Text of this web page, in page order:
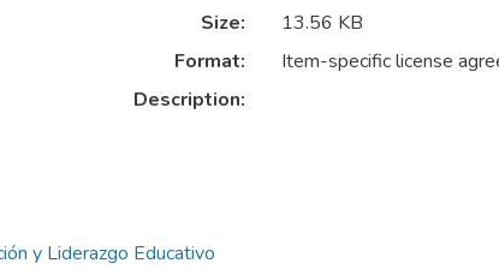
Size:
13.56 KB
Format:
Item-specific license
Description:
y Liderazgo Educativo